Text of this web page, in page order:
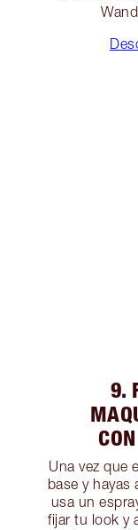
9.
Una vez que
base y hayas
usa un
fijar tu look y